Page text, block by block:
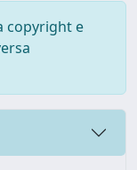
copyright e